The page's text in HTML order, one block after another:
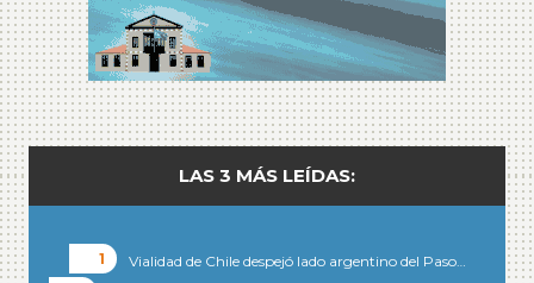
LAS 3 MÁS LEÍDAS:
Vialidad de Chile despejó lado argentino del Paso…